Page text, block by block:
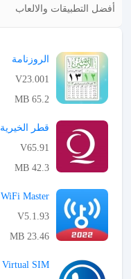
أفضل التطبيقات والالعاب
الروزنامة
V23.001
65.2 MB
قطر الخيرية
V65.91
42.3 MB
WiFi Master
V5.1.93
23.46 MB
Virtual SIM